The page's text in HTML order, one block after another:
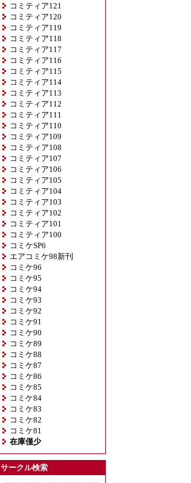
コミティア121
コミティア120
コミティア119
コミティア118
コミティア117
コミティア116
コミティア115
コミティア114
コミティア113
コミティア112
コミティア111
コミティア110
コミティア109
コミティア108
コミティア107
コミティア106
コミティア105
コミティア104
コミティア103
コミティア102
コミティア101
コミティア100
コミケSP6
エアコミケ98新刊
コミケ96
コミケ95
コミケ94
コミケ93
コミケ92
コミケ91
コミケ90
コミケ89
コミケ88
コミケ87
コミケ86
コミケ85
コミケ84
コミケ83
コミケ82
コミケ81
在庫僅少
サークル検索